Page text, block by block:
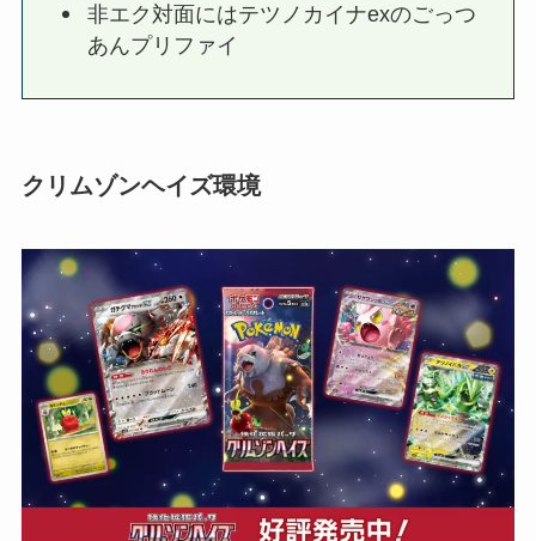
非エク対面にはテツノカイナexのごっつ
あんプリファイ
クリムゾンヘイズ環境